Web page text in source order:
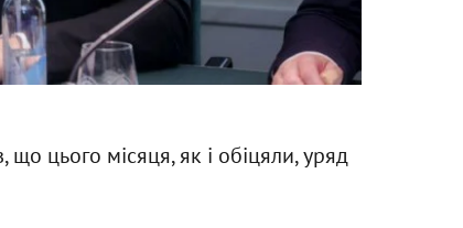
цього місяця, як і обіцяли, уряд